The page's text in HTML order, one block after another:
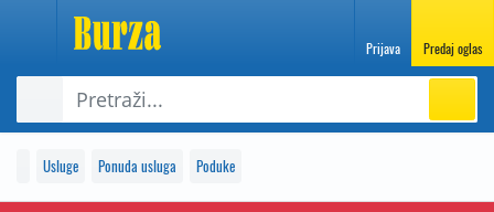
Prijava Predaj oglas
Usluge Ponuda usluga Poduke